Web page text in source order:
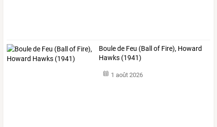
Boule de Feu (Ball of Fire), Howard
Hawks (1941)
1 août 2026